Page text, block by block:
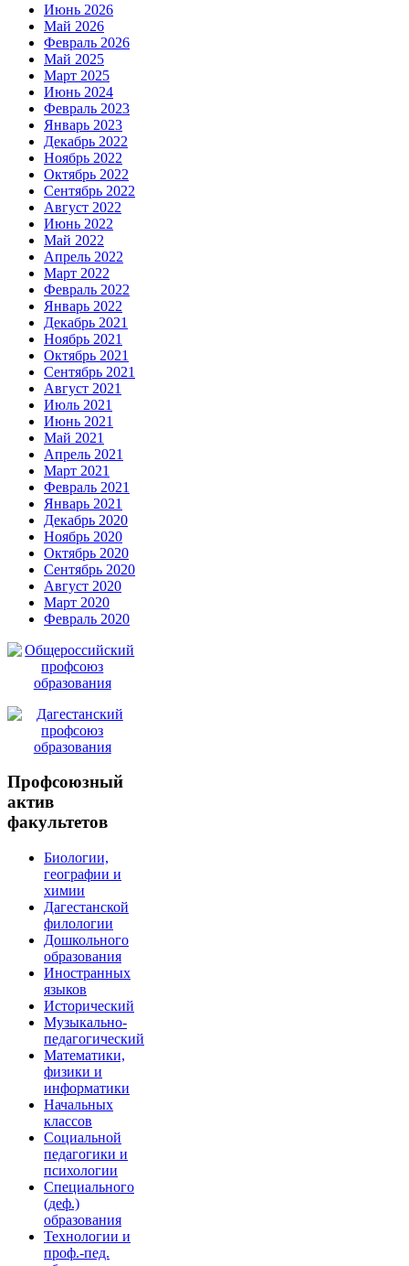
Июнь 2026
Май 2026
Февраль 2026
Май 2025
Март 2025
Июнь 2024
Февраль 2023
Январь 2023
Декабрь 2022
Ноябрь 2022
Октябрь 2022
Сентябрь 2022
Август 2022
Июнь 2022
Май 2022
Апрель 2022
Март 2022
Февраль 2022
Январь 2022
Декабрь 2021
Ноябрь 2021
Октябрь 2021
Сентябрь 2021
Август 2021
Июль 2021
Июнь 2021
Май 2021
Апрель 2021
Март 2021
Февраль 2021
Январь 2021
Декабрь 2020
Ноябрь 2020
Октябрь 2020
Сентябрь 2020
Август 2020
Март 2020
Февраль 2020
Профсоюзный
актив
факультетов
Биологии,
географии и
химии
Дагестанской
филологии
Дошкольного
образования
Иностранных
языков
Исторический
Музыкально-
педагогический
Математики,
физики и
информатики
Начальных
классов
Социальной
педагогики и
психологии
Специального
(деф.)
образования
Технологии и
проф.-пед.